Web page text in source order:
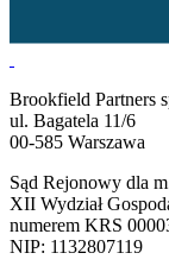
Brookfield Partners
ul. Bagatela 11/6
00-585 Warszawa
Sąd Rejonowy dla
XII Wydział
numerem KRS
NIP: 1132807119